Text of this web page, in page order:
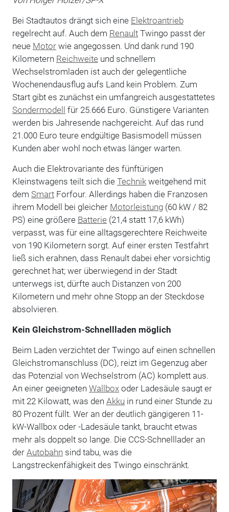
Bei Stadtautos drängt sich eine Elektroantrieb
regelrecht auf. Auch dem RenaultTwingo passt der
neue Motorwie angegossen. Und dank rund 190
Kilometern Reichweite und schnellem
Wechselstromladen ist auch der gelegentliche
Wochenendausflug aufs Land kein Problem. Zum
Start gibt es zunächst ein umfangreich ausgestattetes
Sondermodell für 25.666 Euro. Günstigere Varianten
werden bis Jahresende nachgereicht. Auf das rund
21.000 Euro teure endgültige Basismodell müssen
Kunden aber wohl noch etwas länger warten.
Auch die Elektrovariante des fünftürigen
Kleinstwagens teilt sich die Technikweitgehend mit
dem SmartForfour. Allerdings haben die Franzosen
ihrem Modell bei gleicher Motorleistung(60 kW / 82
PS) eine größere Batterie (21,4 statt 17,6 kWh)
verpasst, was für eine alltagsgerechtere Reichweite
von 190 Kilometern sorgt. Auf einer ersten Testfahrt
ließ sich erahnen, dass Renault dabei eher vorsichtig
gerechnet hat; wer überwiegend in der Stadt
unterwegs ist, dürfte auch Distanzen von 200
Kilometern und mehr ohne Stopp an der Steckdose
absolvieren.
Kein Gleichstrom-Schnellladen möglich
Beim Laden verzichtet der Twingo auf einen schnellen
Gleichstromanschluss (DC), reizt im Gegenzug aber
das Potenzial von Wechselstrom (AC) komplett aus.
An einer geeigneten Wallboxoder Ladesäule saugt er
mit 22 Kilowatt, was den Akku in rund einer Stunde zu
80 Prozent füllt. Wer an der deutlich gängigeren 11-
kW-Wallbox oder -Ladesäule tankt, braucht etwas
mehr als doppelt so lange. Die CCS-Schnelllader an
der Autobahn sind tabu, was die
Langstreckenfähigkeit des Twingo einschränkt.